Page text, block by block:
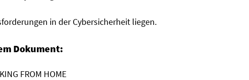
in der Cybersicherheit liegen.
Dokument:
FROM HOME